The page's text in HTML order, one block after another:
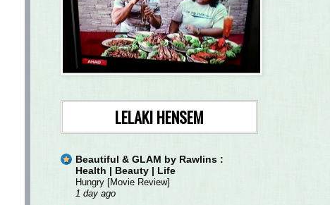
LELAKI HENSEM
Beautiful & GLAM by Rawlins :
Health | Beauty | Life
Hungry [Movie Review]
1 day ago